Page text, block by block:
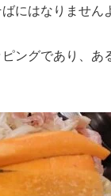
にはなりません
ングであり、あ